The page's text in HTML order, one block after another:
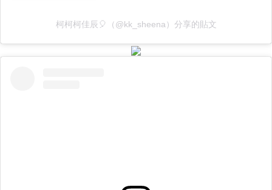
柯柯柯佳辰🎈（@kk_sheena）分享的貼文